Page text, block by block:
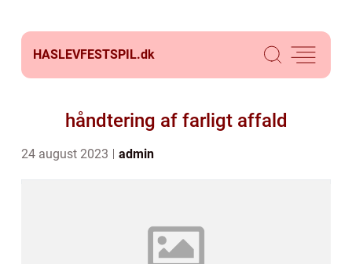
HASLEVFESTSPIL.dk
håndtering af farligt affald
24 august 2023 admin